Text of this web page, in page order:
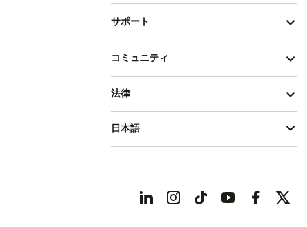
サポート
コミュニティ
法律
日本語